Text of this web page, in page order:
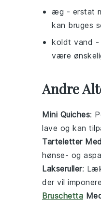
æg - erstat
kan bruges
koldt vand -
være
Andre
Mini Quiches:
lave og kan
Tarteletter
hønse- og
Lakseruller:
der vil
Bruschetta